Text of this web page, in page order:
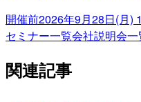
開催前2026年9月28日(月)
セミナー一覧会社説明会一
関連記事